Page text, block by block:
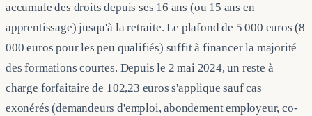
accumule des droits depuis ses 16 ans (ou 15 ans en
apprentissage) jusqu'à la retraite. Le plafond de 5 000 euros (8
000 euros pour les peu qualifiés) suffit à financer la majorité
des formations courtes. Depuis le 2 mai 2024, un reste à
charge forfaitaire de 102,23 euros s'applique sauf cas
exonérés (demandeurs d'emploi, abondement employeur, co-